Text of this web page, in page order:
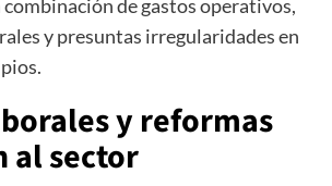
combinación de gastos operativos,
y presuntas irregularidades en
y reformas
al sector